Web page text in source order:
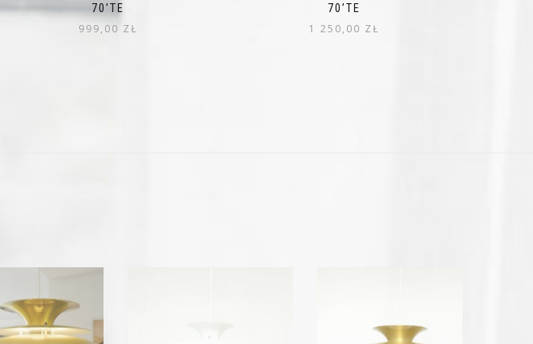
70’TE
999,00 ZŁ
70’TE
1 250,00 ZŁ